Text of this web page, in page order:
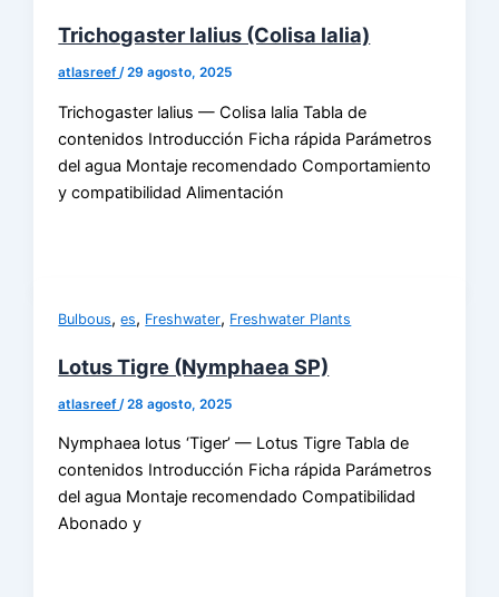
Trichogaster lalius (Colisa lalia)
atlasreef/29 agosto, 2025
Trichogaster lalius — Colisa lalia Tabla de
contenidos Introducción Ficha rápida Parámetros
del agua Montaje recomendado Comportamiento
y compatibilidad Alimentación
Bulbous,es, Freshwater, Freshwater Plants
Lotus Tigre (Nymphaea SP)
atlasreef /28 agosto, 2025
Nymphaea lotus ‘Tiger’ — Lotus Tigre Tabla de
contenidos Introducción Ficha rápida Parámetros
del agua Montaje recomendado Compatibilidad
Abonado y